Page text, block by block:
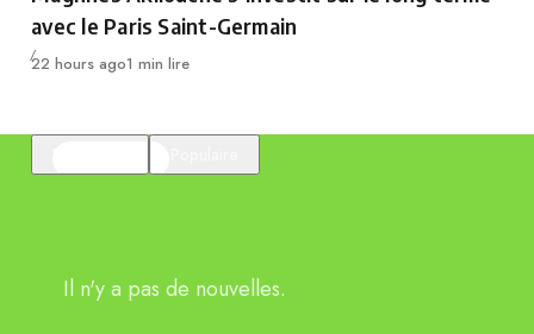
avec le Paris Saint-Germain
Publié
22 hours ago1 min lire
Il n'y a pas de nouvelles.